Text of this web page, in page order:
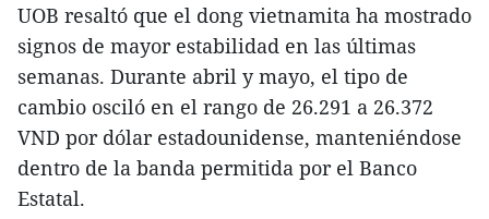
UOB resaltó que el dong vietnamita ha mostrado
signos de mayor estabilidad en las últimas
semanas. Durante abril y mayo, el tipo de
cambio osciló en el rango de 26.291 a 26.372
VND por dólar estadounidense, manteniéndose
dentro de la banda permitida por el Banco
Estatal.